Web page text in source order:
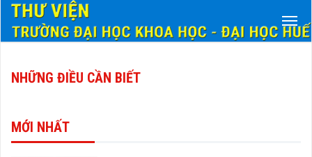
NHỮNG ĐIỀU CẦN BIẾT
MỚI NHẤT